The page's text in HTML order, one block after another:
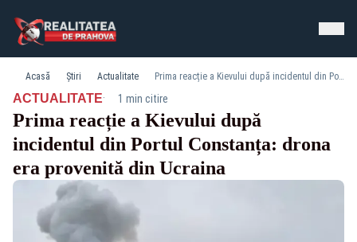
Acasă Știri Actualitate Prima reacție a Kievului după incidentul din Portul Constanța: drona era provenită din Ucraina
ACTUALITATE· 1 min citire
Prima reacție a Kievului după
incidentul din Portul Constanța: drona
era provenită din Ucraina